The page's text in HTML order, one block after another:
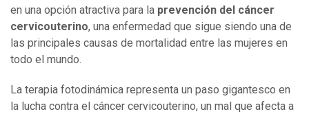
en una opción atractiva para la prevención del cáncer
cervicouterino, una enfermedad que sigue siendo una de
las principales causas de mortalidad entre las mujeres en
todo el mundo.
La terapia fotodinámica representa un paso gigantesco en
la lucha contra el cáncer cervicouterino, un mal que afecta a